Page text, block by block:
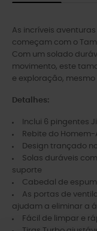
As incríveis
começam com o
Com um solado
movimento, este
e exploração,
Detalhes:
Inclui 6 pingentes
Rebite do
Design trançado
Solas duráveis
suporte
Cabedal de
As portas de
ajudam a eliminar a
Fácil de limpar e